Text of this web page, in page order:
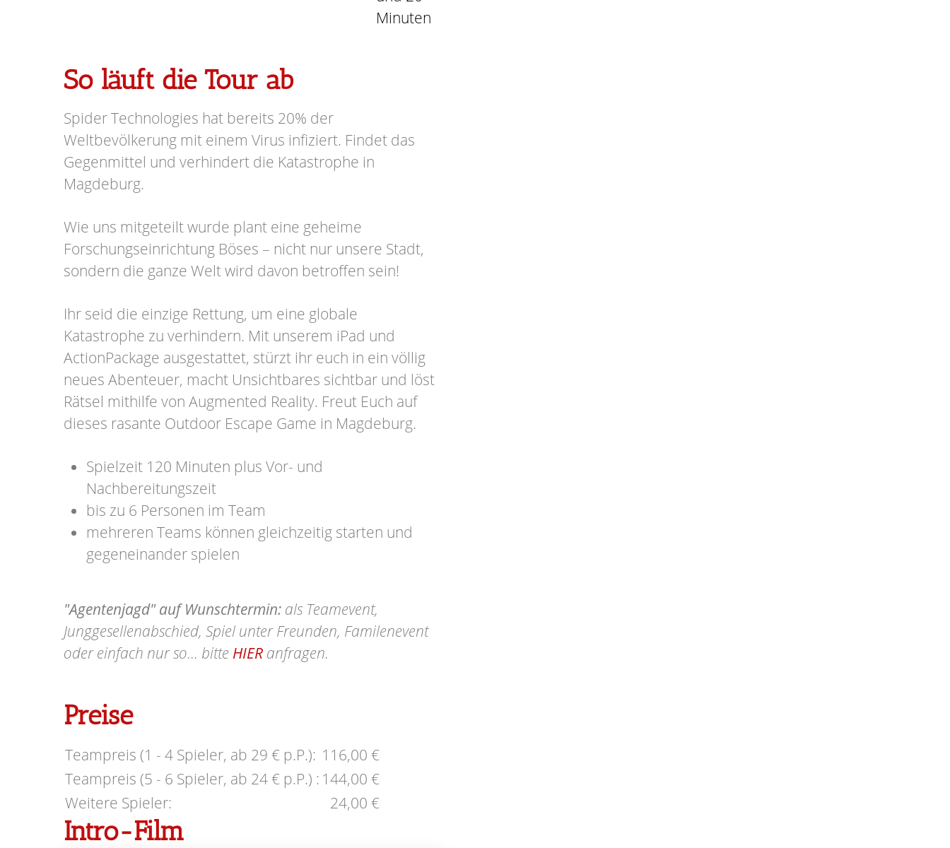
Minuten
So läuft die Tour ab
Spider Technologies hat bereits 20% der
Weltbevölkerung mit einem Virus infiziert. Findet das
Gegenmittel und verhindert die Katastrophe in
Magdeburg.
Wie uns mitgeteilt wurde plant eine geheime
Forschungseinrichtung Böses – nicht nur unsere Stadt,
sondern die ganze Welt wird davon betroffen sein!
Ihr seid die einzige Rettung, um eine globale
Katastrophe zu verhindern. Mit unserem iPad und
ActionPackage ausgestattet, stürzt ihr euch in ein völlig
neues Abenteuer, macht Unsichtbares sichtbar und löst
Rätsel mithilfe von Augmented Reality. Freut Euch auf
dieses rasante Outdoor Escape Game in Magdeburg.
Spielzeit 120 Minuten plus Vor- und
Nachbereitungszeit
bis zu 6 Personen im Team
mehreren Teams können gleichzeitig starten und
gegeneinander spielen
"Agentenjagd" auf Wunschtermin: als Teamevent,
Junggesellenabschied, Spiel unter Freunden, Familenevent
oder einfach nur so... bitte HIER anfragen.
Preise
Teampreis (1 - 4 Spieler, ab 29 € p.P.): 116,00 €
Teampreis (5 - 6 Spieler, ab 24 € p.P.) : 144,00 €
Weitere Spieler:
24,00 €
Intro-Film